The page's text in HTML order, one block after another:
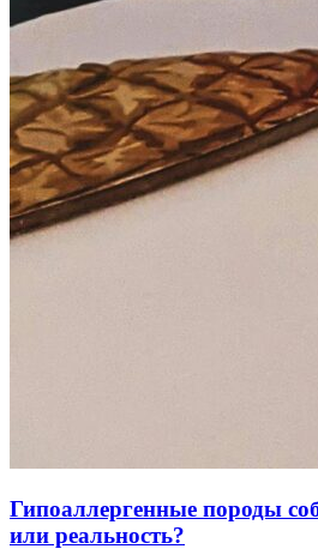
Гипоаллергенные породы
или реальность?